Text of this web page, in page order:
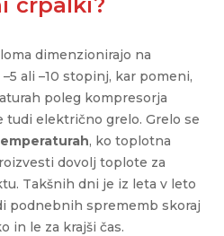
dimenzionirajo na
–5 ali –10 stopinj, kar pomeni,
poleg kompresorja
tudi električno grelo. Grelo se
, ko toplotna
dovolj toplote za
Takšnih dni je iz leta v leto
podnebnih sprememb skoraj
in le za krajši čas.